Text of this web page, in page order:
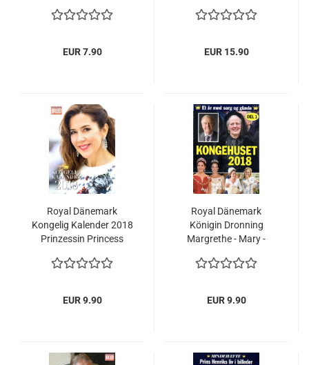
EUR 7.90 EUR 15.90
Royal Dänemark
Kongelig Kalender 2018
Prinzessin Princess
Margrethe
EUR 9.90
Royal Dänemark
Königin Dronning
Margrethe - Mary -
2018 Teil 1
EUR 9.90